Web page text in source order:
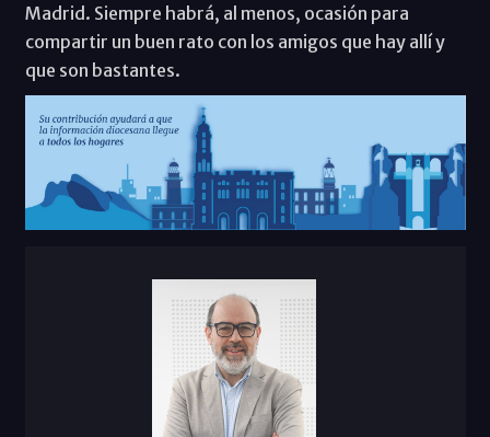
Madrid. Siempre habrá, al menos, ocasión para
compartir un buen rato con los amigos que hay allí y
que son bastantes.